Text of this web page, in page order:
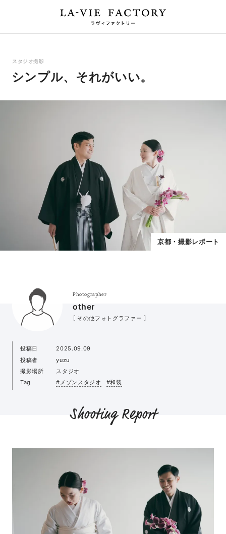
スタジオ撮影
シンプル、それがいい。
京都・撮影レポート
Photographer
other
［ その他フォトグラファー ］
投稿日
2025.09.09
投稿者
yuzu
撮影場所
スタジオ
Tag
#メゾンスタジオ #和装
Shooting Report